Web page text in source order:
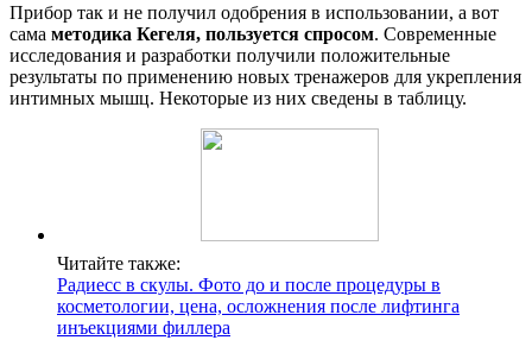
Прибор так и не получил одобрения в использовании, а вот
сама методика Кегеля, пользуется спросом. Современные
исследования и разработки получили положительные
результаты по применению новых тренажеров для укрепления
интимных мышц. Некоторые из них сведены в таблицу.
Читайте также:
Радиесс в скулы. Фото до и после процедуры в
косметологии, цена, осложнения после лифтинга
инъекциями филлера